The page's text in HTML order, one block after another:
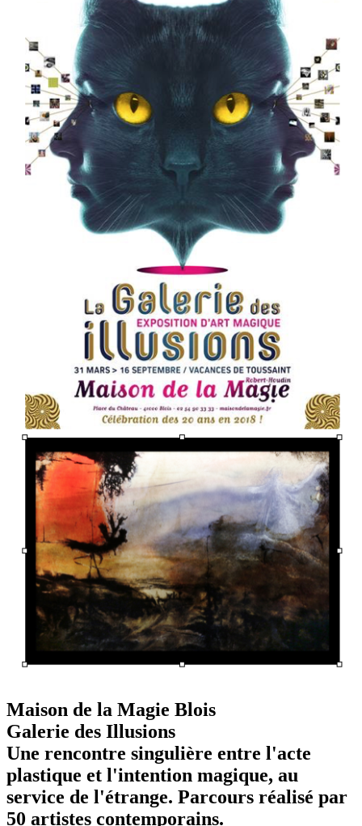
Maison de la Magie Blois
Galerie des Illusions
Une rencontre singulière entre l'acte
plastique et l'intention magique, au
service de l'étrange. Parcours réalisé par
50 artistes contemporains.